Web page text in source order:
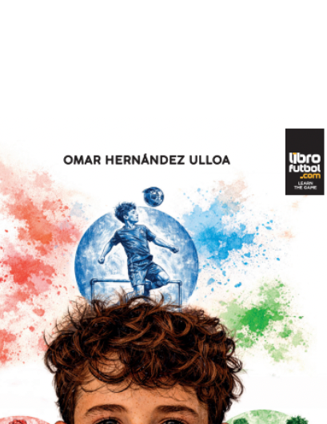
el pasado de San
agrupadas a la manera del
los Matadores, son todas
que lleva ganados 22 títulos -5
como diadema- y que ha
incluido -como no podía ser de
de la divinidad en la
simpatizante de San Lorenzo
y aquel fantástico campeón de
un Ciclón que arrasa con todo lo
Ningún hincha azulgrana que